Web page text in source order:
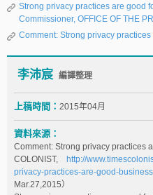
Strong privacy practices are good
Commissioner, OFFICE OF THE
Comment: Strong privacy
李沛宸 編譯整理
上稿時間： 2015年04月
資料來源：
Comment: Strong privacy practices
COLONIST,
http://
privacy-practices-are-good-
Mar.27,2015）